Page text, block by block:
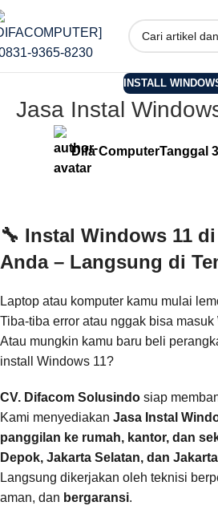
INSTALL
Jasa Instal
Difa ComputerTanggal
🔧 Instal Windows 11
Anda – Langsung di
Laptop atau komputer kamu mulai
Tiba-tiba error atau nggak bisa
Atau mungkin kamu baru beli
install Windows 11?
CV. Difacom Solusindo siap
Kami menyediakan Jasa Instal
panggilan ke rumah, kantor, dan
Depok, Jakarta Selatan, dan
Langsung dikerjakan oleh teknisi
aman, dan bergaransi.